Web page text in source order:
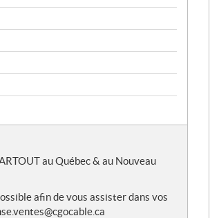
au Québec & au Nouveau
afin de vous assister dans vos